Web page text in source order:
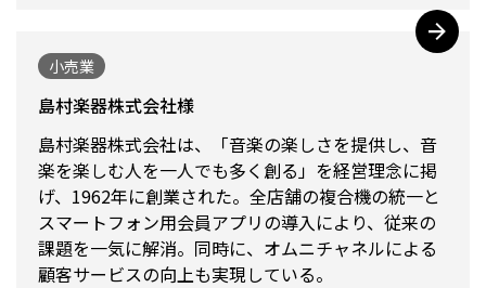
小売業
島村楽器株式会社様
島村楽器株式会社は、「音楽の楽しさを提供し、音
楽を楽しむ人を一人でも多く創る」を経営理念に掲
げ、1962年に創業された。全店舗の複合機の統一と
スマートフォン用会員アプリの導入により、従来の
課題を一気に解消。同時に、オムニチャネルによる
顧客サービスの向上も実現している。